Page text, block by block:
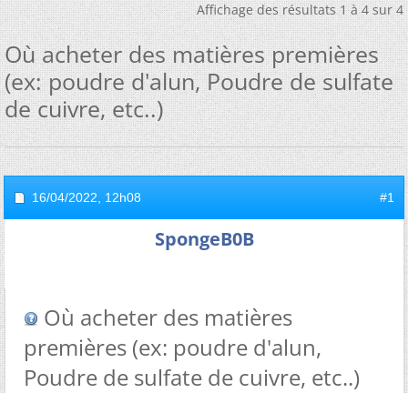
Affichage des résultats 1 à 4 sur 4
Où acheter des matières premières
(ex: poudre d'alun, Poudre de sulfate
de cuivre, etc..)
16/04/2022, 12h08 #1
SpongeB0B
Où acheter des matières
premières (ex: poudre d'alun,
Poudre de sulfate de cuivre, etc..)